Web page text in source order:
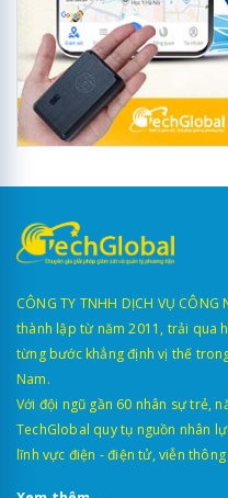
CÔNG TY TNHH DỊCH VỤ
thành lập từ năm 2011, trải qua
từng bước khẳng định vị thế
Nam.
Với đội ngũ gần 60 nhân sự trẻ,
TechGlobal quy tụ nguồn nhân
lĩnh vực điện - điện tử, viễn